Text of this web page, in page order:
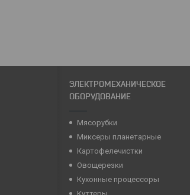
ЭЛЕКТРОМЕХАНИЧЕСКОЕ
ОБОРУДОВАНИЕ
Мясорубки
Миксеры планетарные
Картофелечистки
Овощерезки
Кухонные процессоры